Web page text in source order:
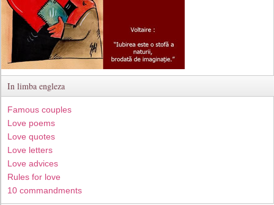
In limba engleza
Famous couples
Love poems
Love quotes
Love letters
Love advices
Rules for love
10 commandments